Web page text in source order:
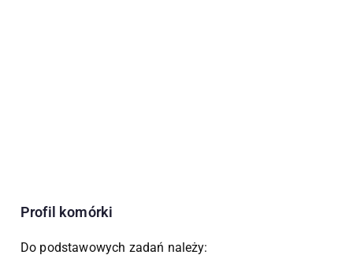
Profil komórki
Do podstawowych zadań należy: